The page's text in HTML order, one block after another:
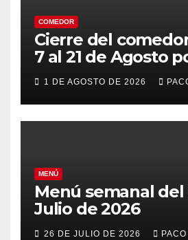
COMEDOR
Cierre del
7 al 21 de Agosto
vacaciones
1 DE AGOSTO DE 2026
MENÚ
Menú semanal del
Julio de 2026
26 DE JULIO DE 2026